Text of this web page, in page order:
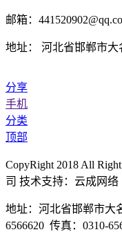
邮箱：
地址： 河北省邯郸市
分享
手机
分类
顶部
CopyRight 2018 All
司 技术支持：云成网络
地址：河北省邯郸市大
6566620 传真：0310-